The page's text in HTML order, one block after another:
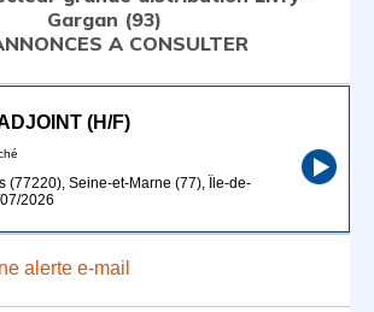
Gargan (93)
A CONSULTER
(H/F)
(77220), Seine-et-Marne (77), Île-de-
2026
alerte e-mail